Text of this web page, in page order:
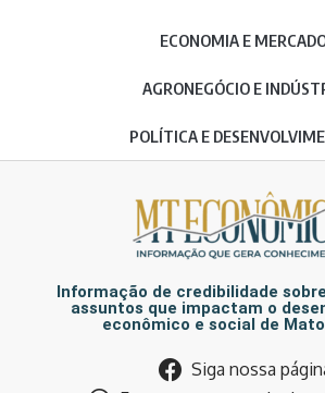
ECONOMIA E
AGRONEGÓCIO E
POLÍTICA E
Informação de credibilidade
assuntos que impactam o
econômico e social de
Siga nossa